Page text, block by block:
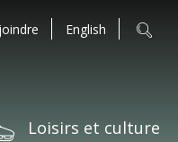
English
Loisirs et culture